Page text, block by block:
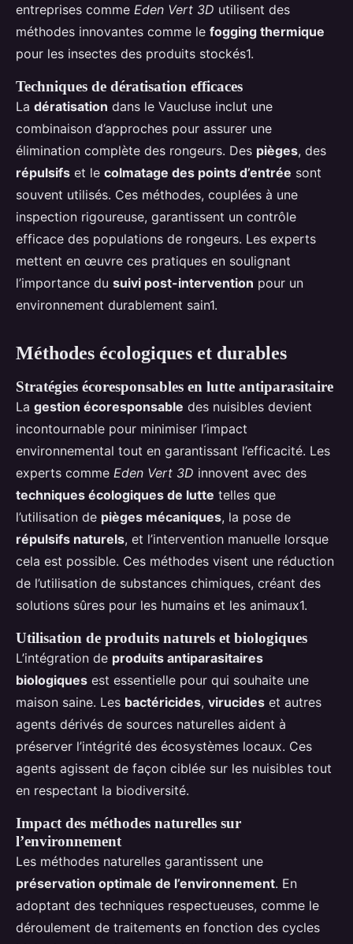
entreprises comme Eden Vert 3D utilisent des
méthodes innovantes comme le fogging thermique
pour les insectes des produits stockés1.
Techniques de dératisation efficaces
La dératisation dans le Vaucluse inclut une
combinaison d’approches pour assurer une
élimination complète des rongeurs. Des pièges, des
répulsifs et le colmatage des points d’entrée sont
souvent utilisés. Ces méthodes, couplées à une
inspection rigoureuse, garantissent un contrôle
efficace des populations de rongeurs. Les experts
mettent en œuvre ces pratiques en soulignant
l’importance du suivi post-intervention pour un
environnement durablement sain1.
Méthodes écologiques et durables
Stratégies écoresponsables en lutte antiparasitaire
La gestion écoresponsable des nuisibles devient
incontournable pour minimiser l’impact
environnemental tout en garantissant l’efficacité. Les
experts comme Eden Vert 3D innovent avec des
techniques écologiques de lutte telles que
l’utilisation de pièges mécaniques, la pose de
répulsifs naturels, et l’intervention manuelle lorsque
cela est possible. Ces méthodes visent une réduction
de l’utilisation de substances chimiques, créant des
solutions sûres pour les humains et les animaux1.
Utilisation de produits naturels et biologiques
L’intégration de produits antiparasitaires
biologiques est essentielle pour qui souhaite une
maison saine. Les bactéricides, virucides et autres
agents dérivés de sources naturelles aident à
préserver l’intégrité des écosystèmes locaux. Ces
agents agissent de façon ciblée sur les nuisibles tout
en respectant la biodiversité.
Impact des méthodes naturelles sur
l’environnement
Les méthodes naturelles garantissent une
préservation optimale de l’environnement. En
adoptant des techniques respectueuses, comme le
déroulement de traitements en fonction des cycles